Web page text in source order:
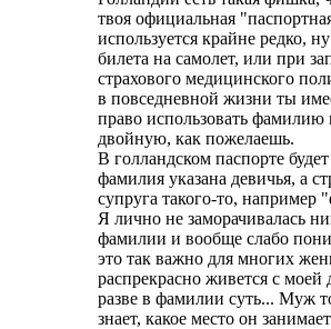
твоя официальная
используется крайне редко,
билета на самолет, или при
страхового медицинского
в повседневной жизни ты
право использовать
двойную, как пожелаешь.
В голландском паспорте
фамилия указана девичья, а
супруга такого-то, например
Я лично не заморачивалась
фамилии и вообще слабо
это так важно для многих
распрекрасно живется с моей
разве в фамилии суть... Муж
знает, какое место он